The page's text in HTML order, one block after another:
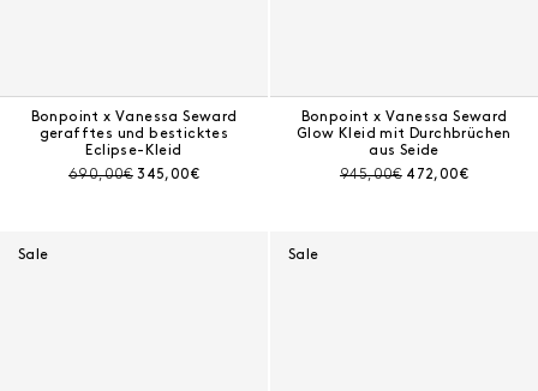
Bonpoint x Vanessa Seward
gerafftes und besticktes
Eclipse-Kleid
Preis vor Rabatt:
690,00€ Aktueller Preis:
345,00€
Bonpoint x Vanessa Seward
Glow Kleid mit Durchbrüchen
aus Seide
Preis vor Rabatt:
945,00€ Aktueller Preis:
472,00€
Sale Sale